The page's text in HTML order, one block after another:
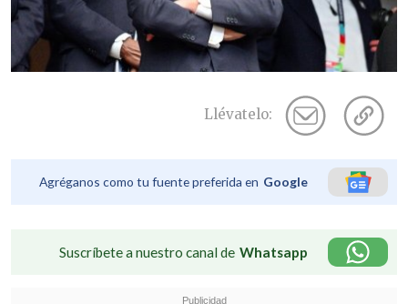
Llévatelo:
Agréganos como tu fuente preferida en Google
Suscríbete a nuestro canal de Whatsapp